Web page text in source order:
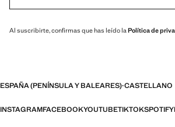
Al suscribirte, confirmas que has leído laPolítica de
ESPAÑA (PENÍNSULA Y BALEARES)·CASTELLANO
INSTAGRAMFACEBOOKYOUTUBETIKTOKSPOTIFY